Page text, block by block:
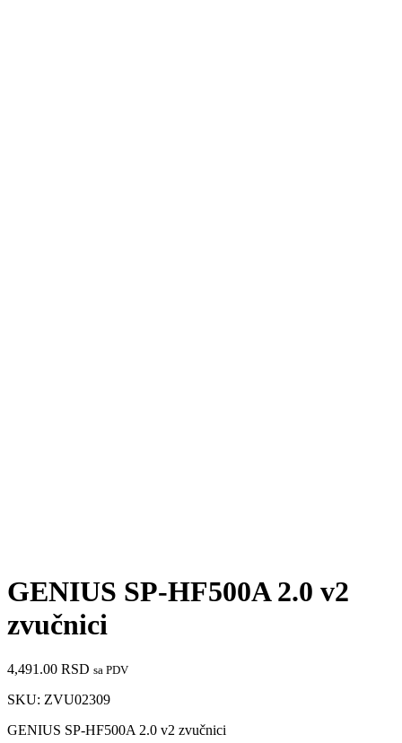
GENIUS SP-HF500A 2.0 v2
zvučnici
4,491.00 RSD sa PDV
SKU: ZVU02309
GENIUS SP-HF500A 2.0 v2 zvučnici